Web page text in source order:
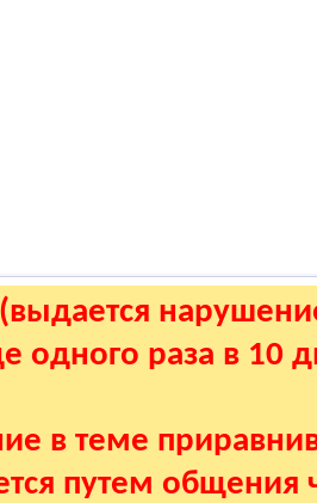
одного раза в 10
в теме
путем